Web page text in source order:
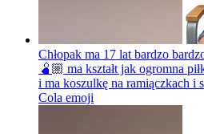
Chłopak ma 17 lat bardzo
🫄🏼 ma kształt jak ogromna
i ma koszulkę na ramiączkach i
Cola emoji